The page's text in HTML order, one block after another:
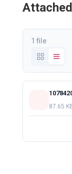
1 file
87.65